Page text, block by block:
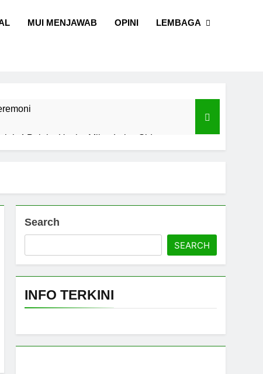
MUI MENJAWAB OPINI LEMBAGA
4 Pelaku Usaha Mikro Lulus Sidang
Selatan
dan Sains
Tetapkan Kehalalan 7 Pelaku Usaha
Darurat
Search
SEARCH
INFO TERKINI